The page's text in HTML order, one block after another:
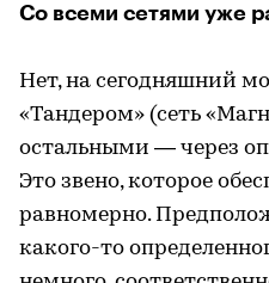
Со всеми сетями уже
Нет, на сегодняшний
«Тандером» (сеть
остальными — через
Это звено, которое
равномерно.
какого-то